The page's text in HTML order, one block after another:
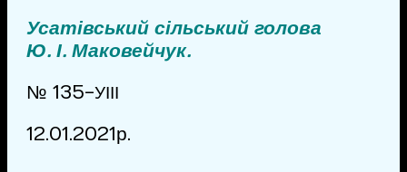
Усатівський сільський голова
Ю. І. Маковейчук.
№ 135-УІІІ
12.01.2021р.